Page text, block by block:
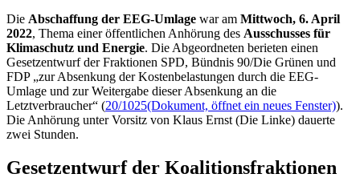
Die Abschaffung der EEG-Umlage war am Mittwoch, 6. April
2022, Thema einer öffentlichen Anhörung des Ausschusses für
Klimaschutz und Energie. Die Abgeordneten berieten einen
Gesetzentwurf der Fraktionen SPD, Bündnis 90/Die Grünen und
FDP „zur Absenkung der Kostenbelastungen durch die EEG-
Umlage und zur Weitergabe dieser Absenkung an die
Letztverbraucher“ (20/1025(Dokument, öffnet ein neues Fenster)).
Die Anhörung unter Vorsitz von Klaus Ernst (Die Linke) dauerte
zwei Stunden.
Gesetzentwurf der Koalitionsfraktionen